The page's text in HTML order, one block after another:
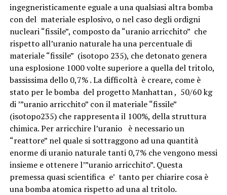
ingegneristicamente eguale a una qualsiasi altra bomba
con del materiale esplosivo, o nel caso degli ordigni
nucleari “fissile”, composto da “uranio arricchito” che
rispetto all’uranio naturale ha una percentuale di
materiale “fissile” (isotopo 235), che detonato genera
una esplosione 1000 volte superiore a quella del tritolo,
bassissima dello 0,7% . La difficoltà è creare, come è
stato per le bomba del progetto Manhattan , 50/60 kg
di ’”uranio arricchito” con il materiale “fissile”
(isotopo235) che rappresenta il 100%, della struttura
chimica. Per arricchire l’uranio è necessario un
“reattore” nel quale si sottraggono ad una quantità
enorme di uranio naturale tanti 0,7% che vengono messi
insieme e ottenere l’”uranio arricchito”. Questa
premessa quasi scientifica e’ tanto per chiarire cosa è
una bomba atomica rispetto ad una al tritolo.